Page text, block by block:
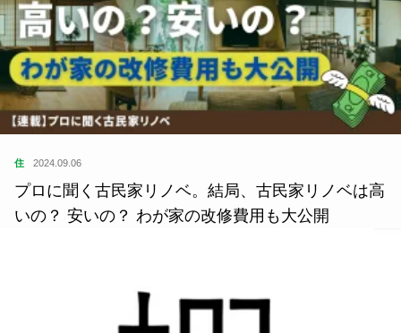
住 2024.09.06
プロに聞く古民家リノベ。結局、古民家リノベは高
いの？ 安いの？ わが家の改修費用も大公開